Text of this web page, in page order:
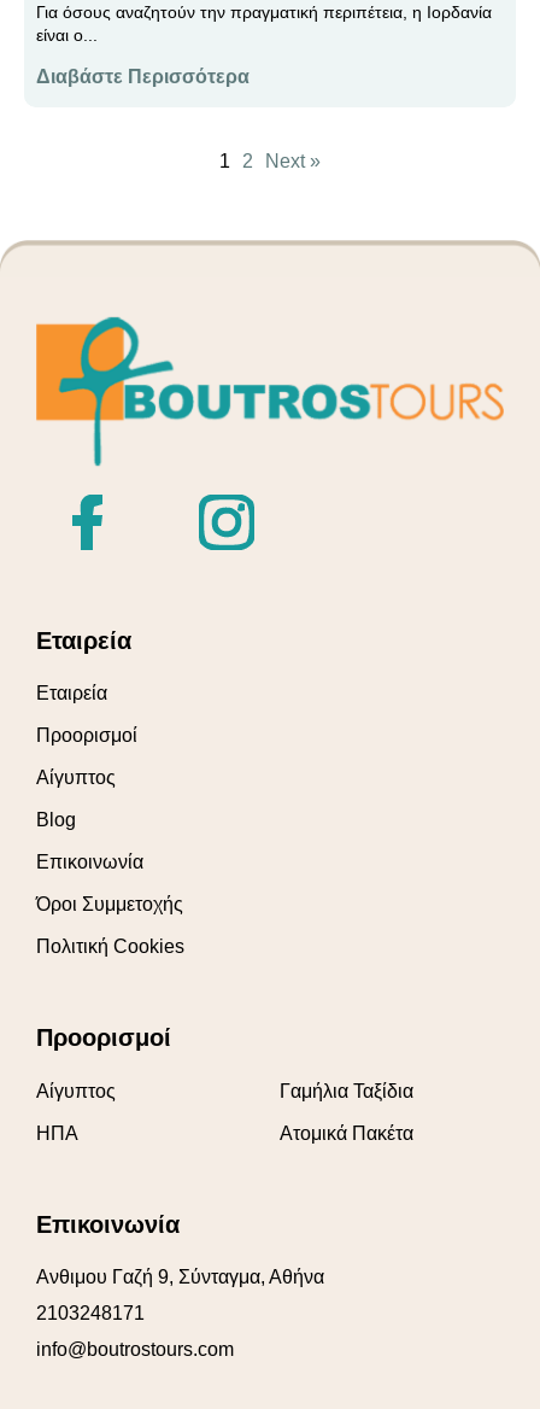
Για όσους αναζητούν την πραγματική περιπέτεια, η Ιορδανία
είναι ο...
Διαβάστε Περισσότερα
1 2 Next »
Εταιρεία
Εταιρεία
Προορισμοί
Αίγυπτος
Blog
Επικοινωνία
Όροι Συμμετοχής
Πολιτική Cookies
Προορισμοί
Αίγυπτος
ΗΠΑ
Γαμήλια Ταξίδια
Ατομικά Πακέτα
Επικοινωνία
Ανθιμου Γαζή 9, Σύνταγμα, Αθήνα
2103248171
info@boutrostours.com